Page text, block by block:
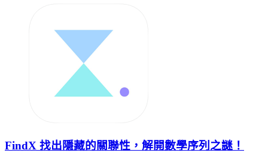
FindX 找出隱藏的關聯性，解開數學序列之謎！